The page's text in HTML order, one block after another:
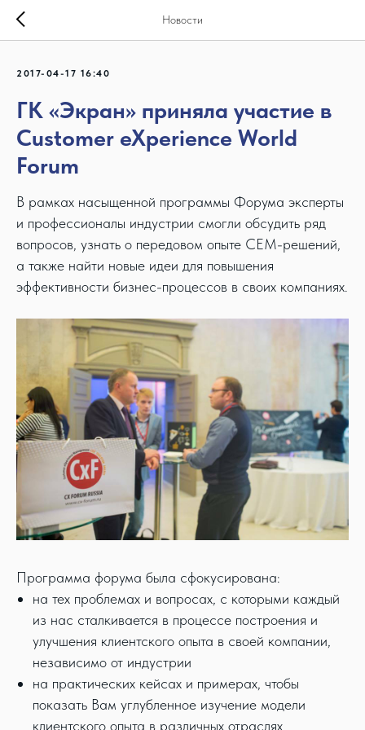
Новости
2017-04-17 16:40
ГК «Экран» приняла участие в
Customer eXperience World
Forum
В рамках насыщенной программы Форума эксперты
и профессионалы индустрии смогли обсудить ряд
вопросов, узнать о передовом опыте CEM-решений,
а также найти новые идеи для повышения
эффективности бизнес-процессов в своих компаниях.
Программа форума была сфокусирована:
на тех проблемах и вопросах, с которыми каждый
из нас сталкивается в процессе построения и
улучшения клиентского опыта в своей компании,
независимо от индустрии
на практических кейсах и примерах, чтобы
показать Вам углубленное изучение модели
клиентского опыта в различных отраслях